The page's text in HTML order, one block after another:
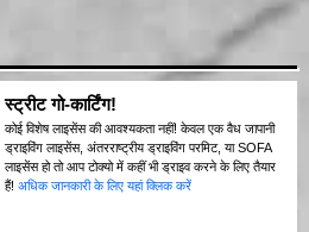
स्ट्रीट गो-कार्टिंग!
कोई विशेष लाइसेंस की आवश्यकता नहीं! केवल एक वैध जापानी
ड्राइविंग लाइसेंस, अंतरराष्ट्रीय ड्राइविंग परमिट, या SOFA
लाइसेंस हो तो आप टोक्यो में कहीं भी ड्राइव करने के लिए तैयार
हैं! अधिक जानकारी के लिए यहां क्लिक करें